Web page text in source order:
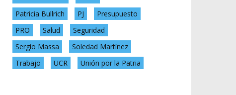
Patricia Bullrich
PJ
Presupuesto
PRO
Salud
Seguridad
Sergio Massa
Soledad Martínez
Trabajo
UCR Unión por la Patria